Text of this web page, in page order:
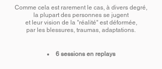
Comme cela est rarement le cas, à divers degré,
la plupart des personnes se jugent
et leur vision de la "réalité" est déformée,
par les blessures, traumas, adaptations.
6 sessions en replays